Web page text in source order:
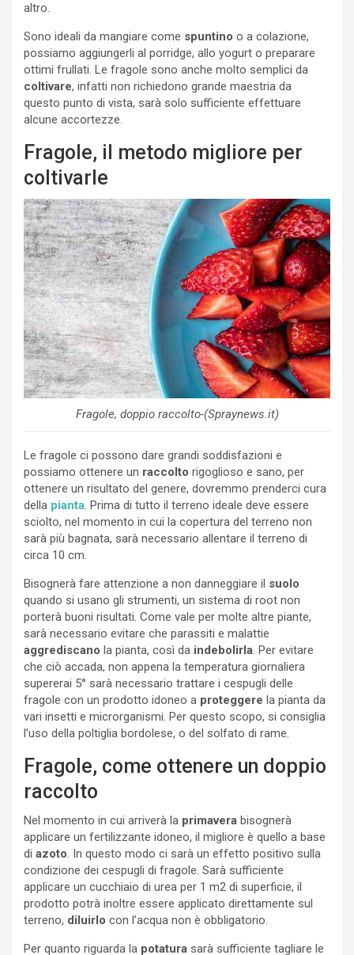
altro.
Sono ideali da mangiare come spuntino o a colazione,
possiamo aggiungerli al porridge, allo yogurt o preparare
ottimi frullati. Le fragole sono anche molto semplici da
coltivare, infatti non richiedono grande maestria da
questo punto di vista, sarà solo sufficiente effettuare
alcune accortezze.
Fragole, il metodo migliore per
coltivarle
Fragole, doppio raccolto-(Spraynews.it)
Le fragole ci possono dare grandi soddisfazioni e
possiamo ottenere un raccolto rigoglioso e sano, per
ottenere un risultato del genere, dovremmo prenderci cura
della pianta. Prima di tutto il terreno ideale deve essere
sciolto, nel momento in cui la copertura del terreno non
sarà più bagnata, sarà necessario allentare il terreno di
circa 10 cm.
Bisognerà fare attenzione a non danneggiare il suolo
quando si usano gli strumenti, un sistema di root non
porterà buoni risultati. Come vale per molte altre piante,
sarà necessario evitare che parassiti e malattie
aggrediscano la pianta, così da indebolirla. Per evitare
che ciò accada, non appena la temperatura giornaliera
supererai 5° sarà necessario trattare i cespugli delle
fragole con un prodotto idoneo a proteggere la pianta da
vari insetti e microrganismi. Per questo scopo, si consiglia
l’uso della poltiglia bordolese, o del solfato di rame.
Fragole, come ottenere un doppio
raccolto
Nel momento in cui arriverà la primavera bisognerà
applicare un fertilizzante idoneo, il migliore è quello a base
di azoto. In questo modo ci sarà un effetto positivo sulla
condizione dei cespugli di fragole. Sarà sufficiente
applicare un cucchiaio di urea per 1 m2 di superficie, il
prodotto potrà inoltre essere applicato direttamente sul
terreno, diluirlo con l’acqua non è obbligatorio.
Per quanto riguarda la potatura sarà sufficiente tagliare le